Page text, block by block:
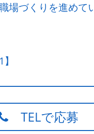
場づくりを進めて
TELで応募